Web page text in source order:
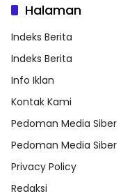
Halaman
Indeks Berita
Indeks Berita
Info Iklan
Kontak Kami
Pedoman Media Siber
Pedoman Media Siber
Privacy Policy
Redaksi